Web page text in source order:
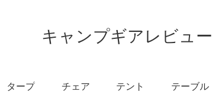
キャンプギアレビュー
タープ チェア テント テーブル